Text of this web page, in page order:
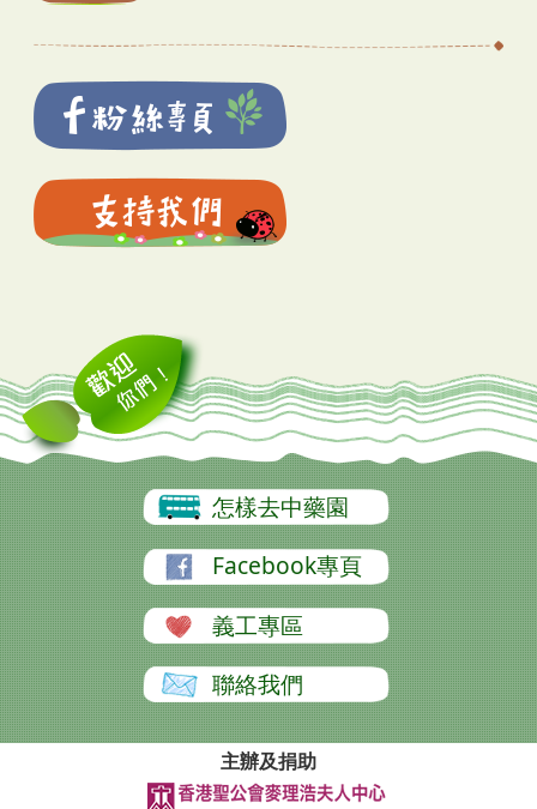
怎樣去中藥園
Facebook專頁
義工專區
聯絡我們
主辦及捐助